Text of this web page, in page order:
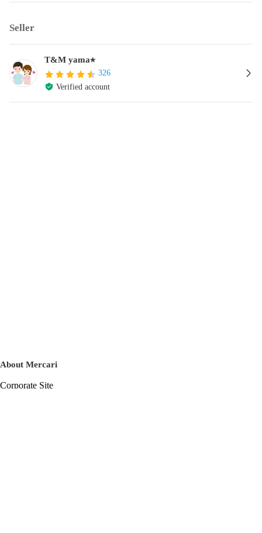
Seller
T&M yama⭐︎
326
Verified account
About Mercari
Corporate Site